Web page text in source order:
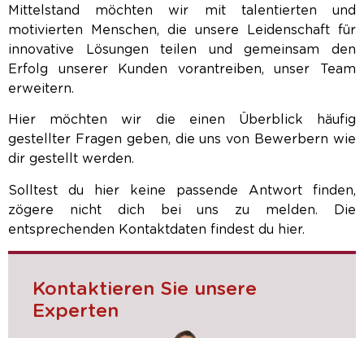
Mittelstand möchten wir mit talentierten und
motivierten Menschen, die unsere Leidenschaft für
innovative Lösungen teilen und gemeinsam den
Erfolg unserer Kunden vorantreiben, unser Team
erweitern.
Hier möchten wir die einen Überblick häufig
gestellter Fragen geben, die uns von Bewerbern wie
dir gestellt werden.
Solltest du hier keine passende Antwort finden,
zögere nicht dich bei uns zu melden. Die
entsprechenden Kontaktdaten findest du hier.
Kontaktieren Sie unsere
Experten